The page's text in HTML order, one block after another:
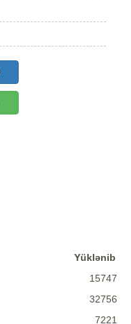
Yüklənib
15747
32756
7221